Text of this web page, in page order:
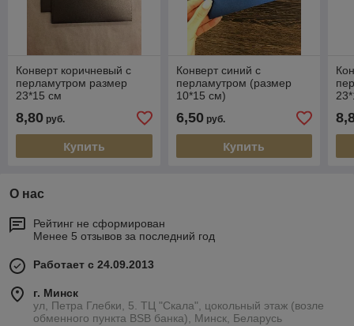
Конверт коричневый с
перламутром размер
23*15 см
8,80 руб.
Купить
Конверт синий с
перламутром (размер
10*15 см)
6,50руб.
Купить
О нас
Рейтинг не сформирован
Менее 5 отзывов за последний год
Работает с 24.09.2013
г. Минск
ул, Петра Глебки, 5. ТЦ "Скала", цокольный этаж (возле
обменного пункта BSB банка), Минск, Беларусь